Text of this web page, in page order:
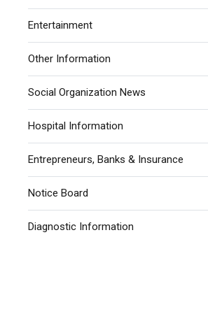
Entertainment
Other Information
Social Organization News
Hospital Information
Entrepreneurs, Banks & Insurance
Notice Board
Diagnostic Information